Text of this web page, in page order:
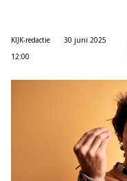
KIJK-redactie
30 juni 2025
12:00